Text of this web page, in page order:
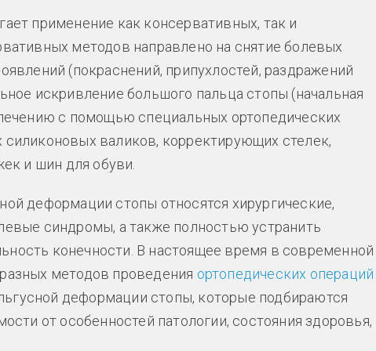
применение как консервативных, так и
методов направлено на снятие болевых
(покраснений, припухлостей, раздражений
искривление большого пальца стопы (начальная
с помощью специальных ортопедических
валиков, корректирующих стелек,
и шин для обуви.
деформации стопы относятся хирургические,
синдромы, а также полностью устранить
конечности. В настоящее время в современной
методов проведения ортопедических операций
деформации стопы, которые подбираются
от особенностей патологии, состояния здоровья,